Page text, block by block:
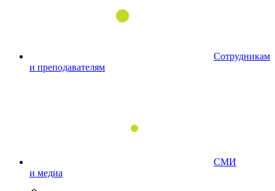
Сотрудникам
и преподавателям
СМИ
и медиа